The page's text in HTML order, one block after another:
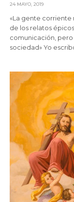
24 MAYO, 2019
«La gente corriente
de los relatos
comunicación,
sociedad» Yo